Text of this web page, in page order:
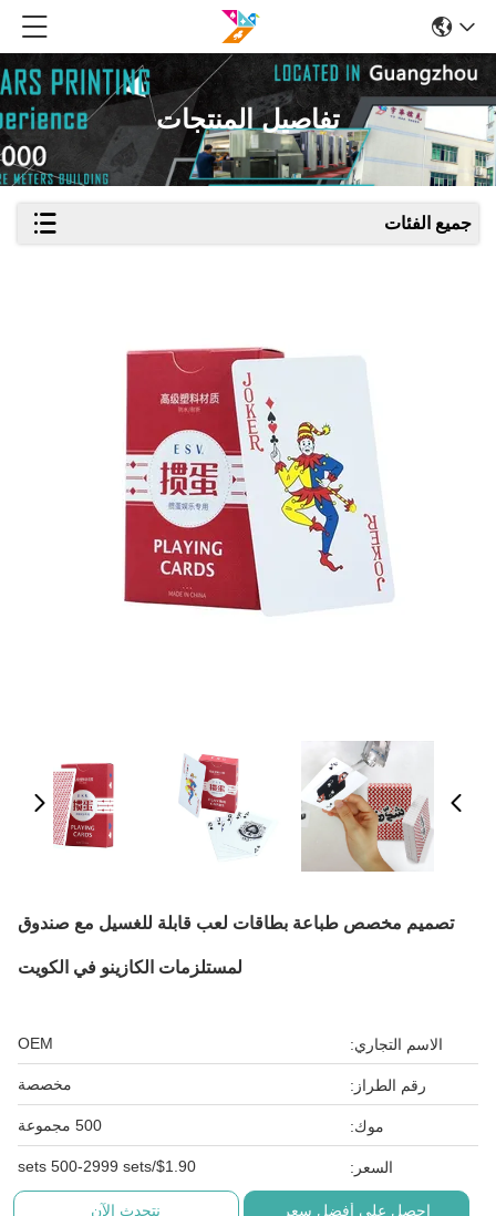
تفاصيل المنتجات
جميع الفئات
تصميم مخصص طباعة بطاقات لعب قابلة للغسيل مع صندوق
لمستلزمات الكازينو في الكويت
الاسم التجاري: OEM
رقم الطراز: مخصصة
موك: 500 مجموعة
السعر: $1.90/sets 500-2999 sets
احصل على أفضل سعر نتحدث الآن